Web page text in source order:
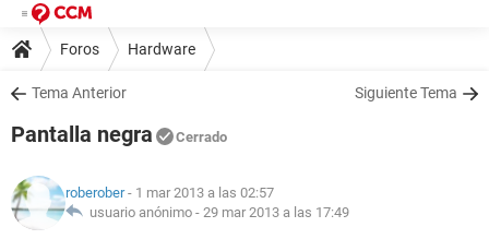
Foros Hardware
Tema Anterior Siguiente Tema
Pantalla negra Cerrado
roberober- 1 mar 2013 a las 02:57
usuario anónimo - 29 mar 2013 a las 17:49